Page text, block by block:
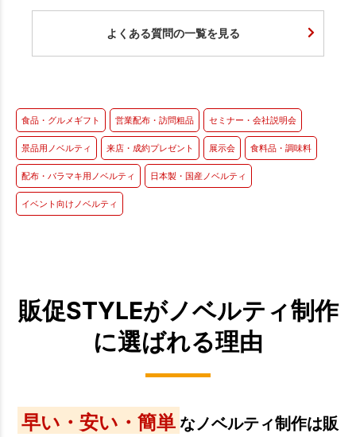
よくある質問の一覧を見る
食品・グルメギフト 営業配布・訪問粗品 セミナー・会社説明会
景品用ノベルティ 来店・成約プレゼント 展示会 食料品・調味料
配布・バラマキ用ノベルティ 日本製・国産ノベルティ
イベント向けノベルティ
販促STYLEがノベルティ制作
に選ばれる理由
早い・安い・簡単 なノベルティ制作は販